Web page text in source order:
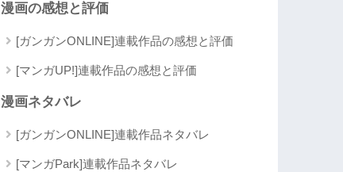
漫画の感想と評価
[ガンガンONLINE]連載作品の感想と評価
[マンガUP!]連載作品の感想と評価
漫画ネタバレ
[ガンガンONLINE]連載作品ネタバレ
[マンガPark]連載作品ネタバレ